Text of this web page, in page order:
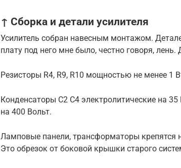
↑ Сборка и детали усилителя
Усилитель собран навесным монтажом.
плату под него мне было, честно говоря,
Резисторы R4, R9, R10 мощностью не менее 1
Конденсаторы С2 С4 электролитические на
на 400 Вольт.
Ламповые панели, трансформаторы крепятся
Это обрезок от боковой крышки старого